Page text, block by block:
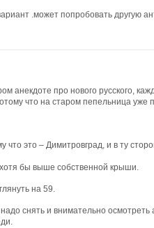
.может попробовать другую
анекдоте про нового русского,
что на старом пепельница уже
это – Димитровград, и в ту
хотя бы выше собственной крыши.
на 59.
снять и внимательно